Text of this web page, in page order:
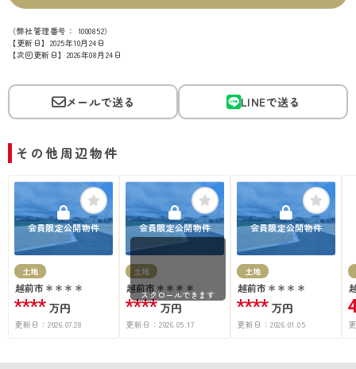
（弊社管理番号： 1000852）
【更新日】2025年10月24日
【次回更新日】2026年08月24日
メールで送る LINEで送る
その他周辺物件
会員限定公開物件
土地
越前市＊＊＊＊
**** 万円
更新日： 2026.07.28
会員限定公開物件
土地
越前市＊＊＊＊
**** 万円
更新日： 2026.05.17
会員限定公開物件
土地
越前市＊＊＊＊
**** 万円
更新日： 2026.01.05
スクロールできます